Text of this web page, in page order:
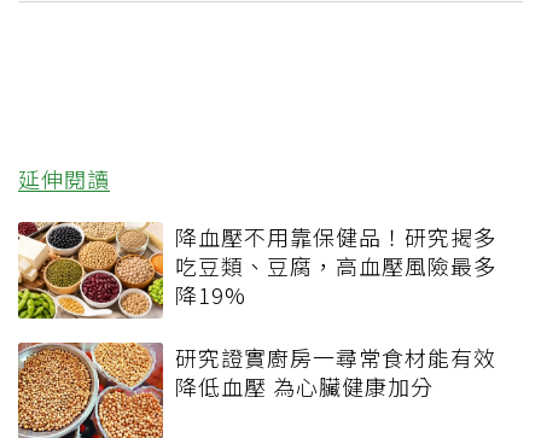
延伸閱讀
降血壓不用靠保健品！研究揭多
吃豆類、豆腐，高血壓風險最多
降19%
研究證實廚房一尋常食材能有效
降低血壓 為心臟健康加分